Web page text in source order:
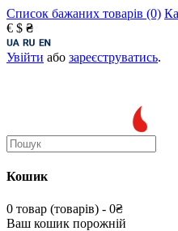
Список бажаних товарів (0)
€ $ ₴
Увійти або зареєструватись.
Кошик
0 товар (товарів) - 0₴
Ваш кошик порожній